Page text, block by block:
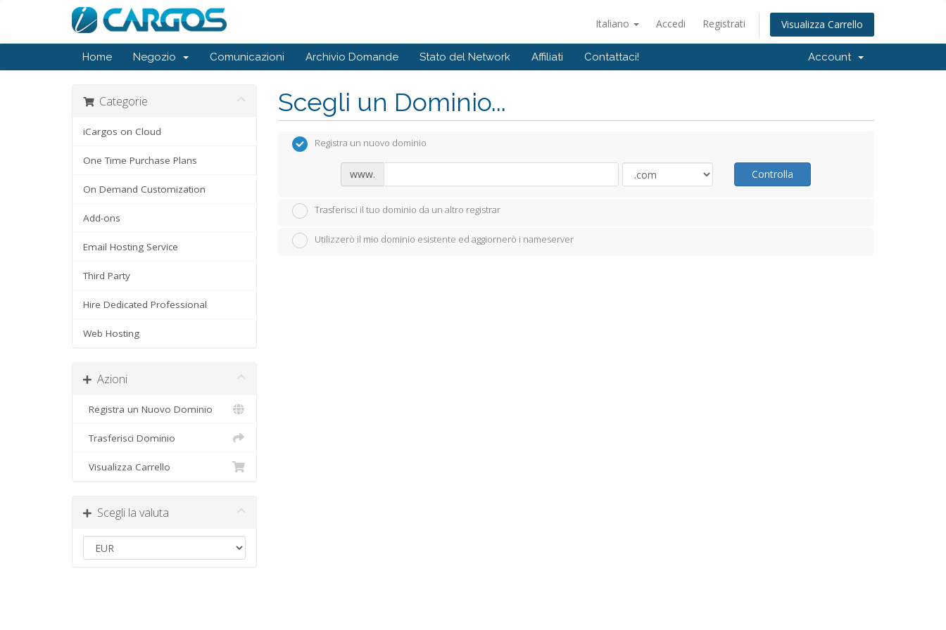
Italiano Accedi Registrati Visualizza Carrello
Home Negozio Comunicazioni Archivio Domande Stato del Network Affiliati Contattaci! Account
Categorie
iCargos on Cloud
One Time Purchase Plans
On Demand Customization
Add-ons
Email Hosting Service
Third Party
Hire Dedicated Professional
Web Hosting
Azioni
Registra un Nuovo Dominio
Trasferisci Dominio
Visualizza Carrello
Scegli la valuta
Scegli un Dominio...
Registra un nuovo dominio
www. Controlla
Trasferisci il tuo dominio da un altro registrar
Utilizzerò il mio dominio esistente ed aggiornerò i nameserver